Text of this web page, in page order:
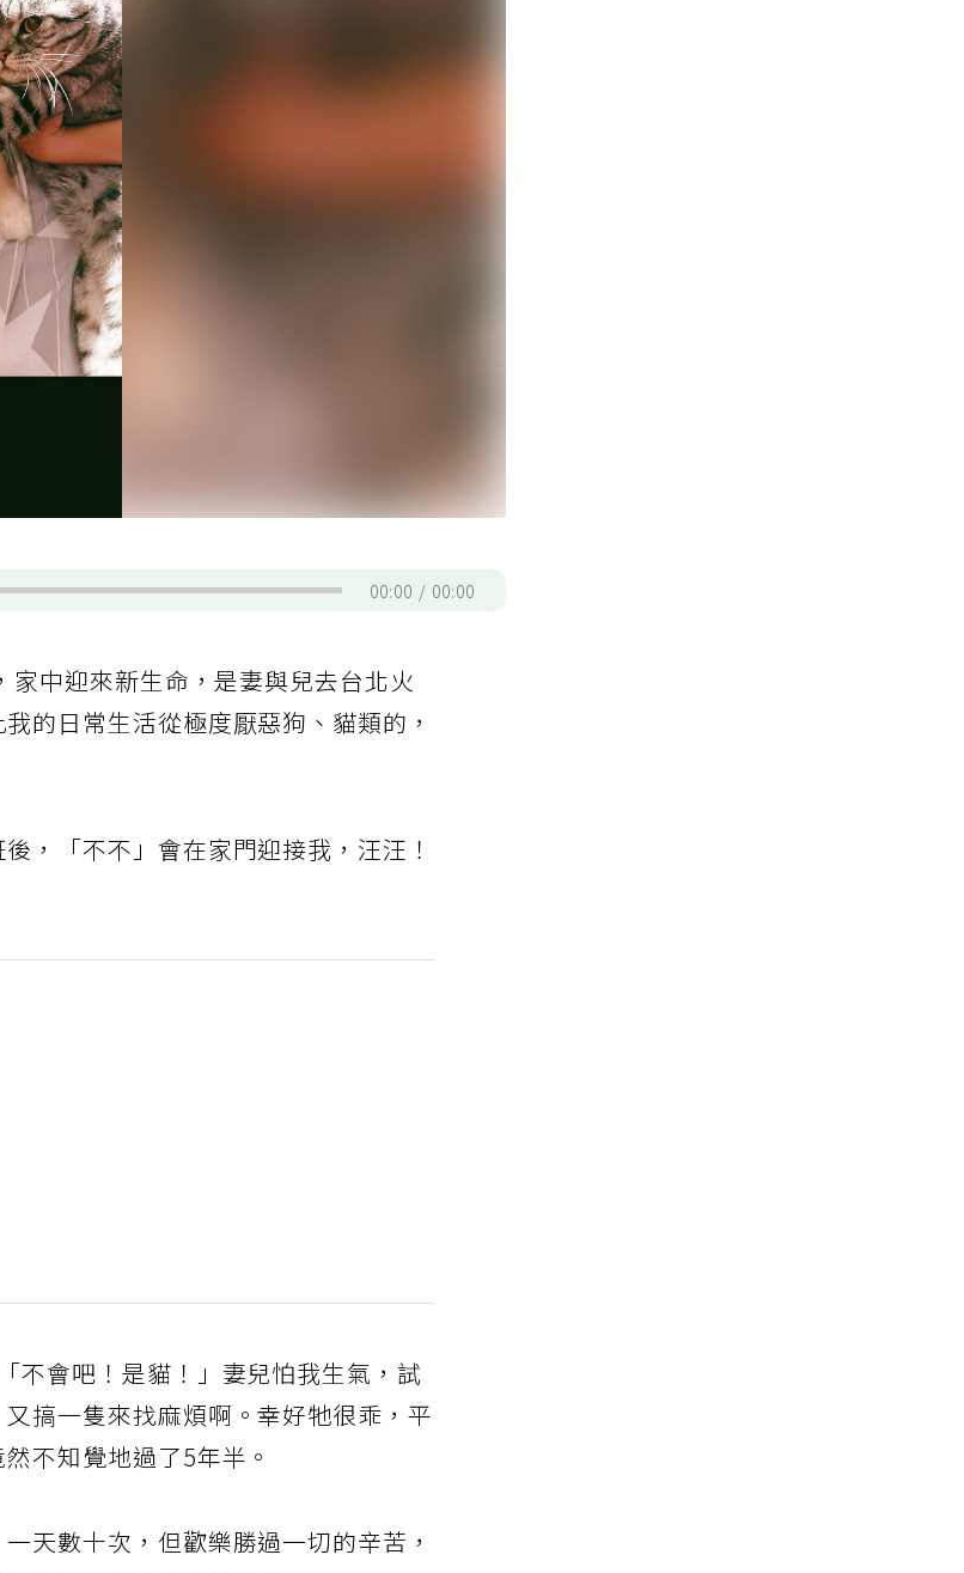
00:00 00:00
中迎來新生命，是妻與兒去台北火
的日常生活從極度厭惡狗、貓類的，
，「不不」會在家門迎接我，汪汪！
不會吧！是貓！」妻兒怕我生氣，試
搞一隻來找麻煩啊。幸好牠很乖，平
不知覺地過了5年半。
天數十次，但歡樂勝過一切的辛苦，